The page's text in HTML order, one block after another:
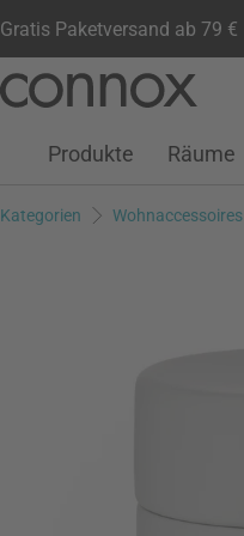
Gratis Paketversand ab 79 €
Kundenkonto
Wunschliste
Warenkorb
Produkte Räume
Kategorien Wohnaccessoires